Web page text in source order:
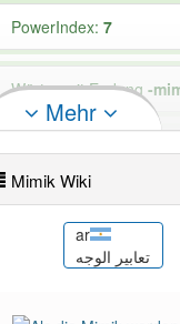
PowerIndex: 7
Wörter mit Endung -
96% unserer
Mehr
Mimik Wiki
ar
تعابير الوجه